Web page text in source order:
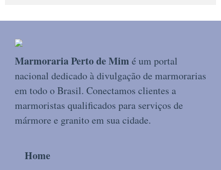
Marmoraria Perto de Mim é um portal
nacional dedicado à divulgação de marmorarias
em todo o Brasil. Conectamos clientes a
marmoristas qualificados para serviços de
mármore e granito em sua cidade.
Home